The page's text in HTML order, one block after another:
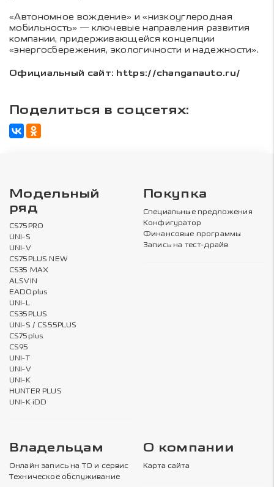
«Автономное вождение» и «низкоуглеродная
мобильность» — ключевые направления развития
компании, придерживающейся концепции
«энергосбережения, экологичности и надежности».
Официальный сайт: https://changanauto.ru/
Поделиться в соцсетях:
Модельный
ряд
CS75PRO
UNI-S
UNI-V
CS75PLUS NEW
CS35 MAX
ALSVIN
EADOplus
UNI-L
CS35PLUS
UNI-S / CS55PLUS
CS75plus
CS95
UNI-T
UNI-V
UNI-K
HUNTER PLUS
UNI-K iDD
Покупка
Специальные предложения
Конфигуратор
Финансовые программы
Запись на тест-драйв
Владельцам
Онлайн запись на ТО и сервис
Техническое обслуживание
О компании
Карта сайта